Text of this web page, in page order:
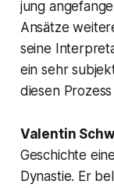
jung
Ansätze
seine
ein sehr
diesen
Valentin
Geschichte
Dynastie. Er